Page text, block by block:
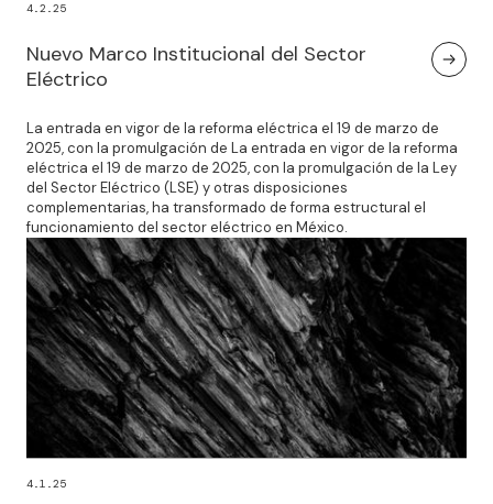
4.2.25
Nuevo Marco Institucional del Sector
Eléctrico
La entrada en vigor de la reforma eléctrica el 19 de marzo de
2025, con la promulgación de La entrada en vigor de la reforma
eléctrica el 19 de marzo de 2025, con la promulgación de la Ley
del Sector Eléctrico (LSE) y otras disposiciones
complementarias, ha transformado de forma estructural el
funcionamiento del sector eléctrico en México.
4.1.25